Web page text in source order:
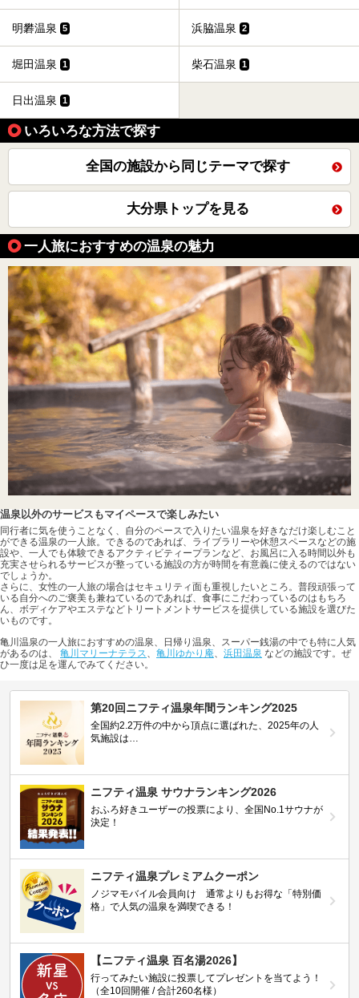
明礬温泉 5 浜脇温泉 2
堀田温泉 1 柴石温泉 1
日出温泉 1
いろいろな方法で探す
全国の施設から同じテーマで探す
大分県トップを見る
一人旅におすすめの温泉の魅力
温泉以外のサービスもマイペースで楽しみたい
同行者に気を使うことなく、自分のペースで入りたい温泉を好きなだけ楽しむこと
ができる温泉の一人旅。できるのであれば、ライブラリーや休憩スペースなどの施
設や、一人でも体験できるアクティビティープランなど、お風呂に入る時間以外も
充実させられるサービスが整っている施設の方が時間を有意義に使えるのではない
でしょうか。
さらに、女性の一人旅の場合はセキュリティ面も重視したいところ。普段頑張って
いる自分へのご褒美も兼ねているのであれば、食事にこだわっているのはもちろ
ん、ボディケアやエステなどトリートメントサービスを提供している施設を選びた
いものです。
亀川温泉の一人旅におすすめの温泉、日帰り温泉、スーパー銭湯の中でも特に人気
があるのは、 亀川マリーナテラス、 亀川ゆかり庵、 浜田温泉 などの施設です。ぜ
ひ一度は足を運んでみてください。
第20回ニフティ温泉年間ランキング2025
全国約2.2万件の中から頂点に選ばれた、2025年の人
気施設は…
ニフティ温泉 サウナランキング2026
おふろ好きユーザーの投票により、全国No.1サウナが
決定！
ニフティ温泉プレミアムクーポン
ノジマモバイル会員向け 通常よりもお得な「特別価
格」で人気の温泉を満喫できる！
【ニフティ温泉 百名湯2026】
行ってみたい施設に投票してプレゼントを当てよう！
（全10回開催 / 合計260名様）